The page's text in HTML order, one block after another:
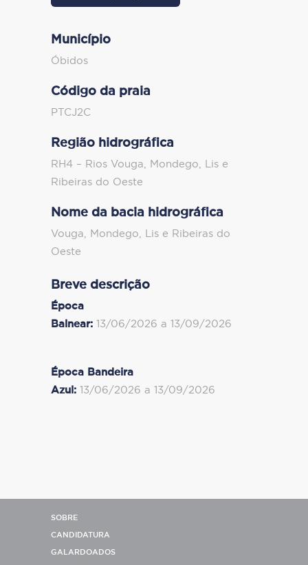
Município
Óbidos
Código da praia
PTCJ2C
Região hidrográfica
RH4 – Rios Vouga, Mondego, Lis e
Ribeiras do Oeste
Nome da bacia hidrográfica
Vouga, Mondego, Lis e Ribeiras do
Oeste
Breve descrição
Época
Balnear: 13/06/2026 a 13/09/2026
Época Bandeira
Azul: 13/06/2026 a 13/09/2026
SOBRE
CANDIDATURA
GALARDOADOS